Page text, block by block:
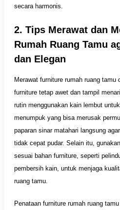
secara harmonis.
2. Tips Merawat dan
Rumah Ruang Tamu
dan Elegan
Merawat furniture rumah ruang tamu
furniture tetap awet dan tampil
rutin menggunakan kain lembut
menumpuk yang bisa merusak
paparan sinar matahari langsung
tidak cepat pudar. Selain itu,
sesuai bahan furniture, seperti
pembersih kain, untuk menjaga
ruang tamu.
Penataan furniture rumah ruang